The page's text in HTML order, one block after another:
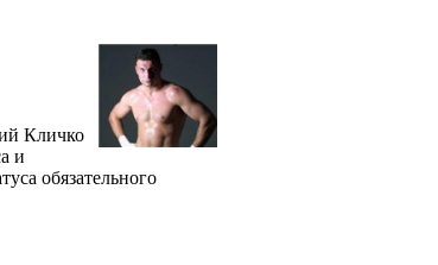
Кличко
и
обязательного